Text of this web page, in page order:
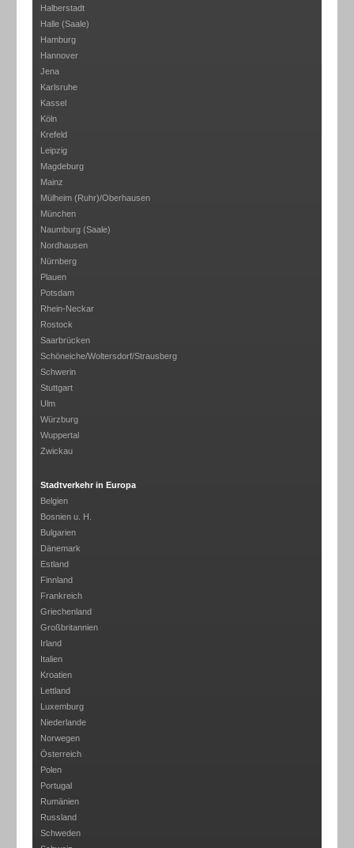
Halberstadt
Halle (Saale)
Hamburg
Hannover
Jena
Karlsruhe
Kassel
Köln
Krefeld
Leipzig
Magdeburg
Mainz
Mülheim (Ruhr)/Oberhausen
München
Naumburg (Saale)
Nordhausen
Nürnberg
Plauen
Potsdam
Rhein-Neckar
Rostock
Saarbrücken
Schöneiche/Woltersdorf/Strausberg
Schwerin
Stuttgart
Ulm
Würzburg
Wuppertal
Zwickau
Stadtverkehr in Europa
Belgien
Bosnien u. H.
Bulgarien
Dänemark
Estland
Finnland
Frankreich
Griechenland
Großbritannien
Irland
Italien
Kroatien
Lettland
Luxemburg
Niederlande
Norwegen
Österreich
Polen
Portugal
Rumänien
Russland
Schweden